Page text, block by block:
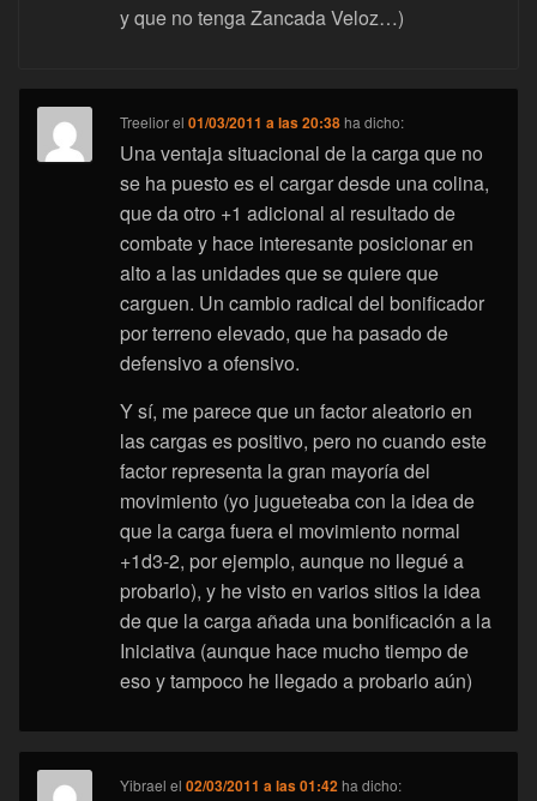
y que no tenga Zancada Veloz…)
Treeliorel01/03/2011 a las 20:38 ha dicho:
Una ventaja situacional de la carga que no
se ha puesto es el cargar desde una colina,
que da otro +1 adicional al resultado de
combate y hace interesante posicionar en
alto a las unidades que se quiere que
carguen. Un cambio radical del bonificador
por terreno elevado, que ha pasado de
defensivo a ofensivo.
Y sí, me parece que un factor aleatorio en
las cargas es positivo, pero no cuando este
factor representa la gran mayoría del
movimiento (yo jugueteaba con la idea de
que la carga fuera el movimiento normal
+1d3-2, por ejemplo, aunque no llegué a
probarlo), y he visto en varios sitios la idea
de que la carga añada una bonificación a la
Iniciativa (aunque hace mucho tiempo de
eso y tampoco he llegado a probarlo aún)
Yibrael el02/03/2011 a las 01:42 ha dicho: